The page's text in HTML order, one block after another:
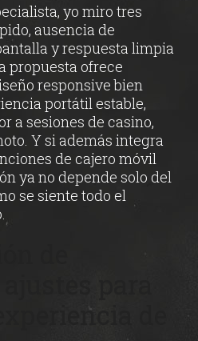
yo miro tres
ausencia de
y respuesta limpia
propuesta ofrece
responsive bien
portátil estable,
a sesiones de casino,
Y si además integra
de cajero móvil
ya no depende solo del
se siente todo el
de
para
de